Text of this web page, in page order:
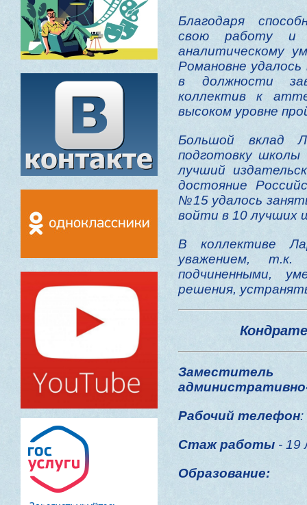
Благодаря
свою работу и
аналитическому
Романовне
в должности
коллектив к
высоком уровне
Большой вклад
подготовку школы
лучший
достояние
№15 удалось
войти в 10 лучших
В коллективе
уважением,
подчиненными,
решения,
Рабочий телефон:
Стаж работы - 19
Образование: